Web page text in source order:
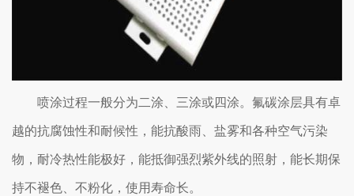
喷涂过程一般分为二涂、三涂或四涂。氟碳涂层具有卓
越的抗腐蚀性和耐候性，能抗酸雨、盐雾和各种空气污染
物，耐冷热性能极好，能抵御强烈紫外线的照射，能长期保
持不褪色、不粉化，使用寿命长。